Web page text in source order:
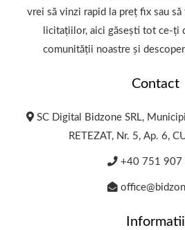
vrei să vinzi rapid la preț fix sau
licitațiilor, aici găsești tot ce-
comunității noastre și
Contact
SC Digital Bidzone SRL,
RETEZAT, Nr. 5, Ap. 6,
+40 751 907
Informatii